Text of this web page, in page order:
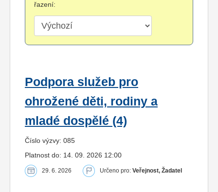
řazení:
Podpora služeb pro
ohrožené děti, rodiny a
mladé dospělé (4)
Číslo výzvy: 085
Platnost do: 14. 09. 2026 12:00
29. 6. 2026 Určeno pro: Veřejnost, Žadatel